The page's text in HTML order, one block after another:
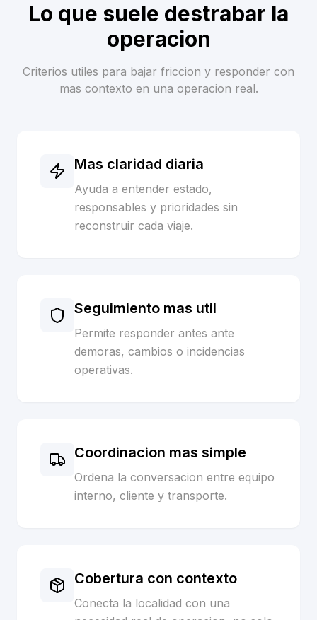
Lo que suele destrabar la
operacion
Criterios utiles para bajar friccion y responder con
mas contexto en una operacion real.
Mas claridad diaria
Ayuda a entender estado,
responsables y prioridades sin
reconstruir cada viaje.
Seguimiento mas util
Permite responder antes ante
demoras, cambios o incidencias
operativas.
Coordinacion mas simple
Ordena la conversacion entre equipo
interno, cliente y transporte.
Cobertura con contexto
Conecta la localidad con una